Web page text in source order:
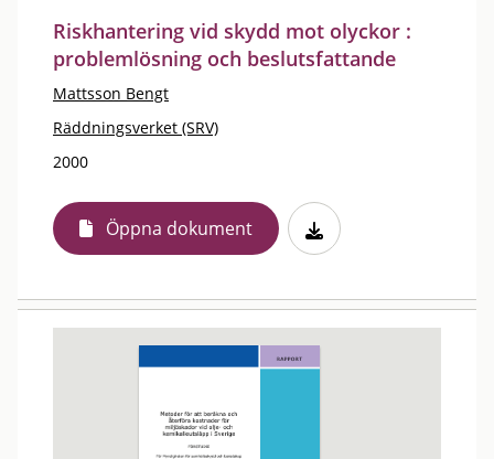
Riskhantering vid skydd mot olyckor :
problemlösning och beslutsfattande
Mattsson Bengt
Räddningsverket (SRV)
2000
Öppna dokument